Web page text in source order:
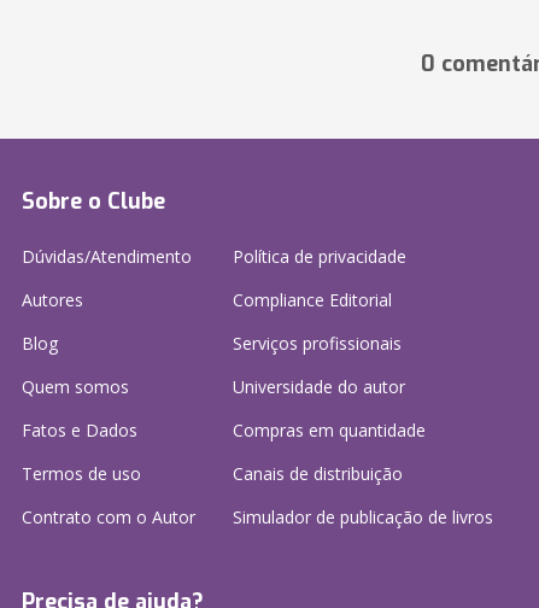
0
Sobre o Clube
Dúvidas/Atendimento
Autores
Blog
Quem somos
Fatos e Dados
Termos de uso
Contrato com o Autor
Política de privacidade
Compliance Editorial
Serviços profissionais
Universidade do autor
Compras em quantidade
Canais de distribuição
Simulador de publicação de livros
Precisa de ajuda?